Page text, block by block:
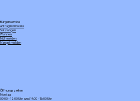
Bürgerservice
Antragsformulare
Satzungen
Wohnen
Müll melden
Mangel melden
Öffnungszeiten
Montag:
09:00 – 12:00 Uhr und 14:00 – 16:00 Uhr